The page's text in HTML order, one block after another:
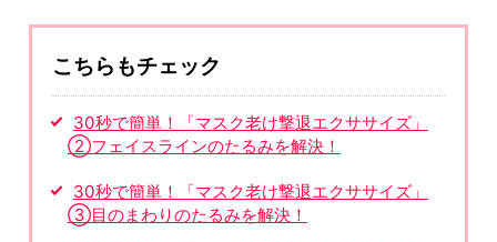
こちらもチェック
30秒で簡単！「マスク老け撃退エクササイズ」
②フェイスラインのたるみを解決！
30秒で簡単！「マスク老け撃退エクササイズ」
③目のまわりのたるみを解決！